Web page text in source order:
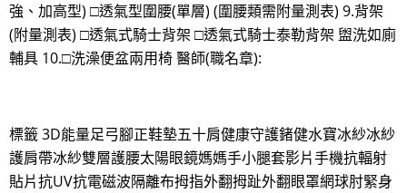
強、加高型) □透氣型圍腰(單層) (圍腰類需附量測表) 9.背架
(附量測表) □透氣式騎士背架 □透氣式騎士泰勒背架 盥洗如廁
輔具 10.□洗澡便盆兩用椅 醫師(職名章):
標籤 3D能量足弓腳正鞋墊五十肩健康守護鍺健水寶冰紗冰紗
護肩帶冰紗雙層護腰太陽眼鏡媽媽手小腿套影片手機抗輻射
貼片抗UV抗電磁波隔離布拇指外翻拇趾外翻眼罩網球肘緊身